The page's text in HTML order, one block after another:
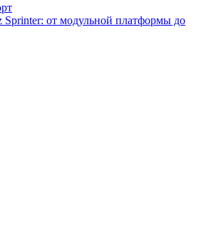
Sprinter: от модульной платформы до